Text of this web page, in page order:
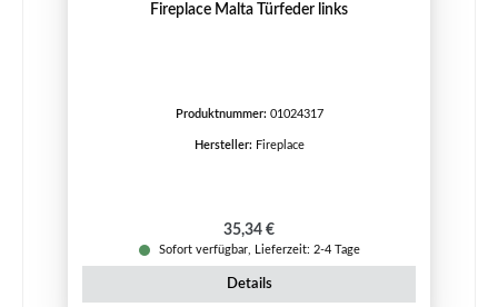
Fireplace Malta Türfeder links
Produktnummer: 01024317
Hersteller: Fireplace
Regulärer Preis:
35,34 €
Sofort verfügbar, Lieferzeit: 2-4 Tage
Details